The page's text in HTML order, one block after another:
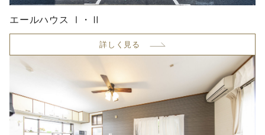
エールハウス Ⅰ・Ⅱ
詳しく見る